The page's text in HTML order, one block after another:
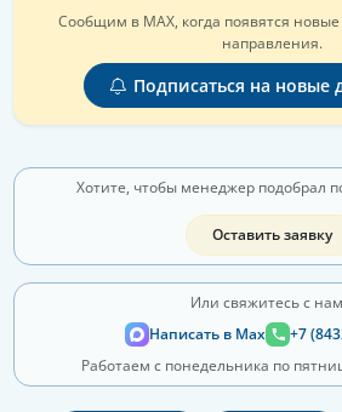
Сообщим в MAX, когда появятся новые
направления.
Подписаться на новые
Хотите, чтобы менеджер подобрал
Оставить заявку
Или свяжитесь с
Написать в Max
+7
Работаем с понедельника по